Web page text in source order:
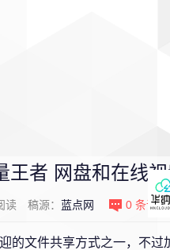
王者 网盘和在线
读 稿源： 蓝点网 0 条评论
的文件共享方式之一，不过